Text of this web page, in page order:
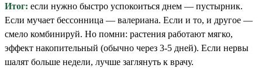
Итог: если нужно быстро успокоиться днем — пустырник.
Если мучает бессонница — валериана. Если и то, и другое —
смело комбинируй. Но помни: растения работают мягко,
эффект накопительный (обычно через 3-5 дней). Если нервы
шалят больше недели, лучше заглянуть к врачу.